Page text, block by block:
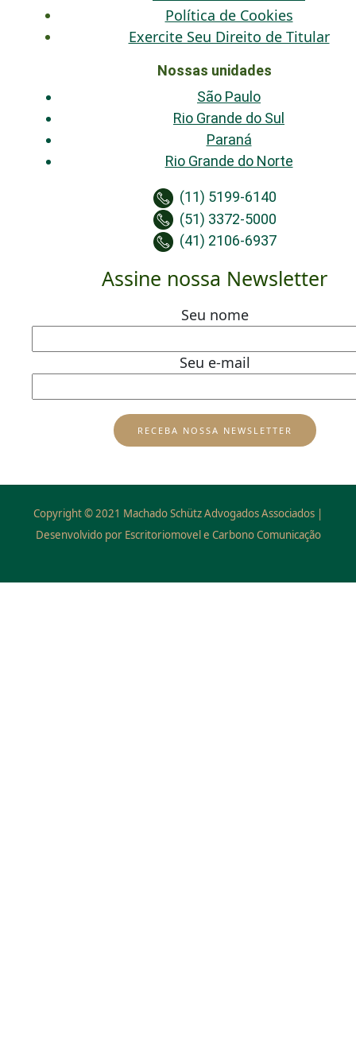
Política de Cookies
Exercite Seu Direito de Titular
Nossas unidades
São Paulo
Rio Grande do Sul
Paraná
Rio Grande do Norte
(11) 5199-6140
(51) 3372-5000
(41) 2106-6937
Assine nossa Newsletter
Seu nome
Seu e-mail
Copyright © 2021 Machado Schütz Advogados Associados |
Desenvolvido por Escritoriomovel e Carbono Comunicação